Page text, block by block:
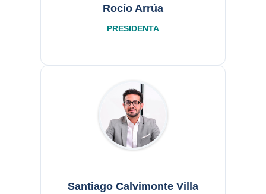
Rocío Arrúa
PRESIDENTA
Santiago Calvimonte Villa